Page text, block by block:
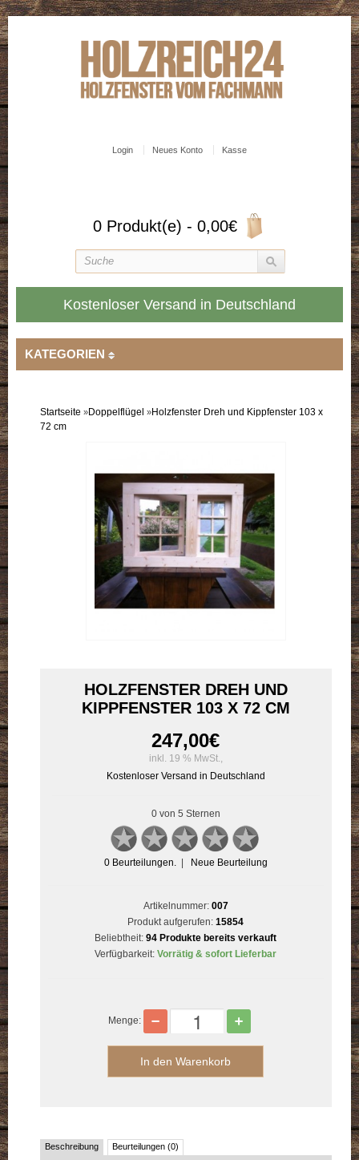
Login Neues Konto Kasse
0 Produkt(e) - 0,00€
Kostenloser Versand in Deutschland
KATEGORIEN
Einzelflügel
Doppelflügel
Startseite »Doppelflügel »Holzfenster Dreh und Kippfenster 103 x
72 cm
HOLZFENSTER DREH UND
KIPPFENSTER 103 X 72 CM
247,00€
inkl. 19 % MwSt.,
Kostenloser Versand in Deutschland
0 von 5 Sternen
0Beurteilungen.| Neue Beurteilung
Artikelnummer:007
Produkt aufgerufen: 15854
Beliebtheit:94 Produkte bereits verkauft
Verfügbarkeit: Vorrätig & sofort Lieferbar
Menge:
Beschreibung Beurteilungen (0)